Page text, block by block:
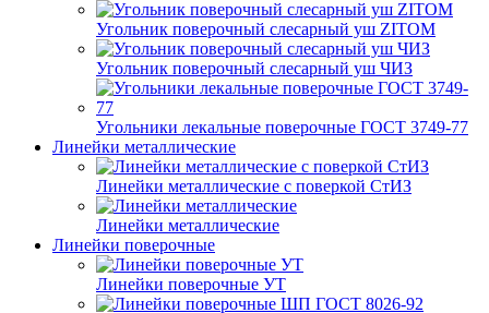
Угольник поверочный слесарный уш ZITOM
Угольник поверочный слесарный уш ЧИЗ
Угольники лекальные поверочные ГОСТ 3749-77
Линейки металлические
Линейки металлические с поверкой СтИЗ
Линейки металлические
Линейки поверочные
Линейки поверочные УТ